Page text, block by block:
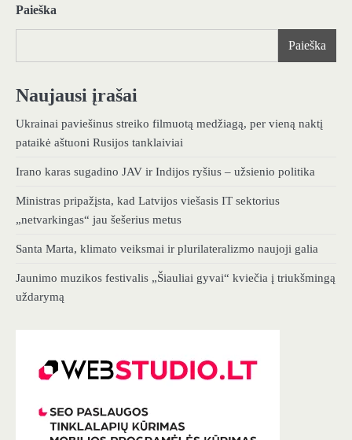
Paieška
Paieška
Naujausi įrašai
Ukrainai paviešinus streiko filmuotą medžiagą, per vieną naktį
pataikė aštuoni Rusijos tanklaiviai
Irano karas sugadino JAV ir Indijos ryšius – užsienio politika
Ministras pripažįsta, kad Latvijos viešasis IT sektorius
„netvarkingas“ jau šešerius metus
Santa Marta, klimato veiksmai ir plurilateralizmo naujoji galia
Jaunimo muzikos festivalis „Šiauliai gyvai“ kviečia į triukšmingą
uždarymą